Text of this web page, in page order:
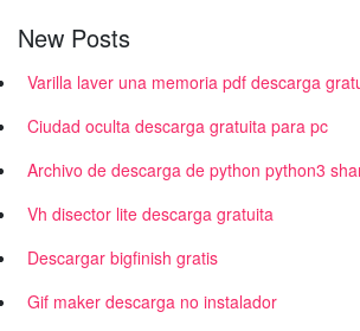
New Posts
Varilla laver una memoria pdf descarga
Ciudad oculta descarga gratuita para pc
Archivo de descarga de python python3
Vh disector lite descarga gratuita
Descargar bigfinish gratis
Gif maker descarga no instalador